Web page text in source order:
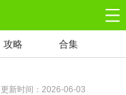
攻略 合集
更新时间：2026-06-03